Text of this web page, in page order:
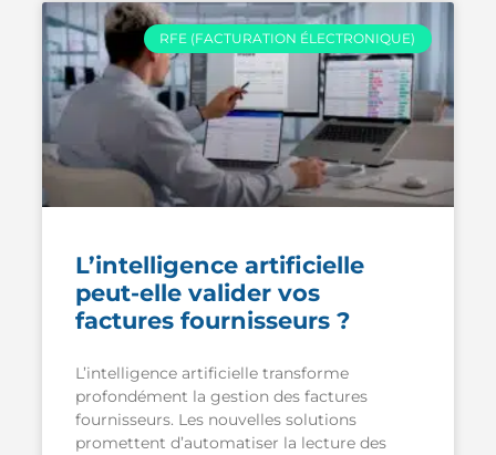
RFE (FACTURATION ÉLECTRONIQUE)
L’intelligence artificielle
peut-elle valider vos
factures fournisseurs ?
L’intelligence artificielle transforme
profondément la gestion des factures
fournisseurs. Les nouvelles solutions
promettent d’automatiser la lecture des